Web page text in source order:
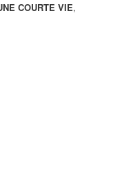
COURTE VIE,